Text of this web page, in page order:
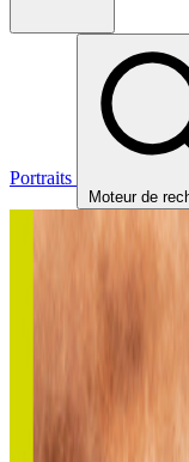
Portraits
Moteur de